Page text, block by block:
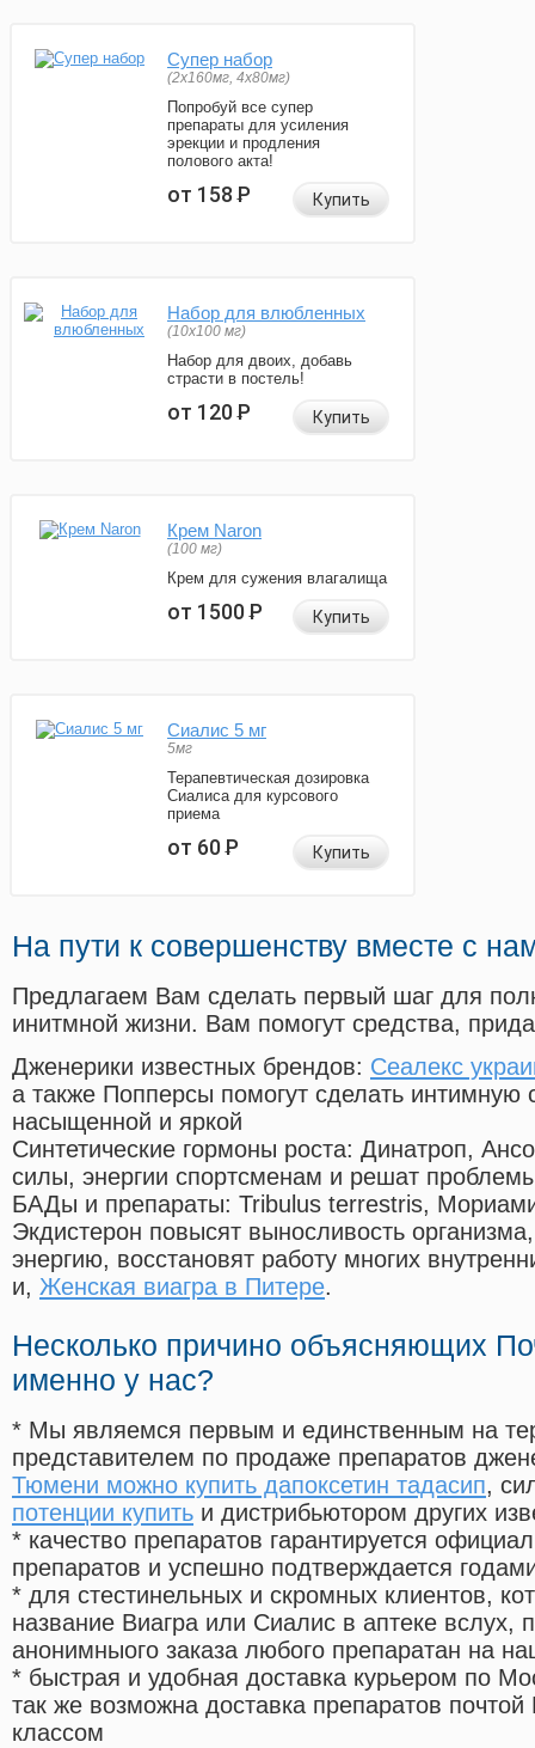
Супер набор
(2х160мг, 4х80мг)
Попробуй все супер
препараты для усиления
эрекции и продления
полового акта!
от 158Р Купить
Набор для влюбленных
(10х100 мг)
Набор для двоих, добавь
страсти в постель!
от 120Р Купить
Крем Naron
(100 мг)
Крем для сужения влагалища
от 1500Р Купить
Сиалис 5 мг
5мг
Терапевтическая дозировка
Сиалиса для курсового
приема
от 60Р Купить
На пути к совершенству вместе с
Предлагаем Вам сделать первый шаг для
инитмной жизни. Вам помогут средства,
Дженерики известных брендов: Сеалекс
а также Попперсы помогут сделать
насыщенной и яркой
Синтетические гормоны роста: Динатроп,
силы, энергии спортсменам и решат
БАДы и препараты: Tribulus terrestris,
Экдистерон повысят выносливость
энергию, восстановят работу многих
и, Женская виагра в Питере.
Несколько причино объясняющих
именно у нас?
* Мы являемся первым и единственным на
представителем по продаже препаратов
Тюмени можно купить дапоксетин тадасип,
потенции купить и дистрибьютором других
* качество препаратов гарантируется
препаратов и успешно подтверждается
* для стестинельных и скромных клиентов,
название Виагра или Сиалис в аптеке вслух,
анонимныого заказа любого препаратан на
* быстрая и удобная доставка курьером по
так же возможна доставка препаратов
классом